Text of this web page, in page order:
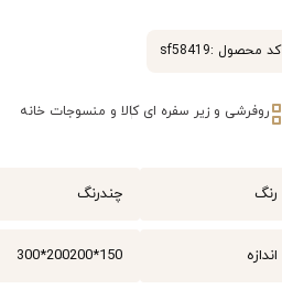
کد محصول :sf58419
روفرشی و زیر سفره ای کالا و منسوجات خانه
رنگ چندرنگ
اندازه 150*200
200*300